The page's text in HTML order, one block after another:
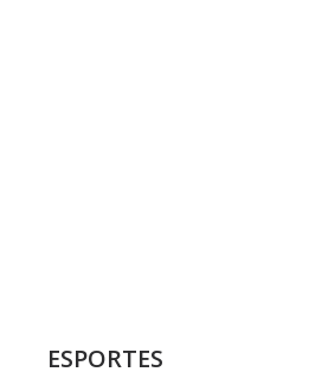
ESPORTES